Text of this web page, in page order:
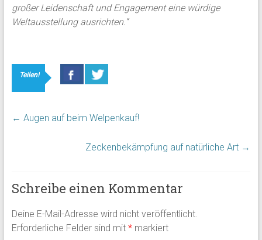
großer Leidenschaft und Engagement eine würdige
Weltausstellung ausrichten.“
Teilen!
← Augen auf beim Welpenkauf!
Zeckenbekämpfung auf natürliche Art →
Schreibe einen Kommentar
Deine E-Mail-Adresse wird nicht veröffentlicht.
Erforderliche Felder sind mit *markiert